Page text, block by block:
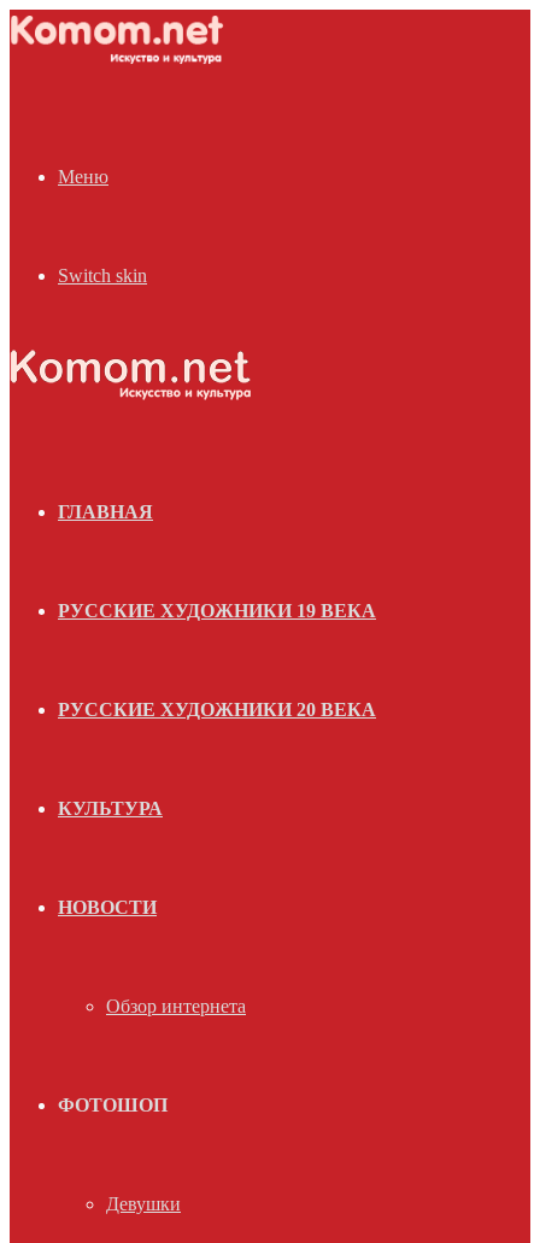
Меню
Switch skin
ГЛАВНАЯ
РУССКИЕ ХУДОЖНИКИ 19 ВЕКА
РУССКИЕ ХУДОЖНИКИ 20 ВЕКА
КУЛЬТУРА
НОВОСТИ
Обзор интернета
ФОТОШОП
Девушки